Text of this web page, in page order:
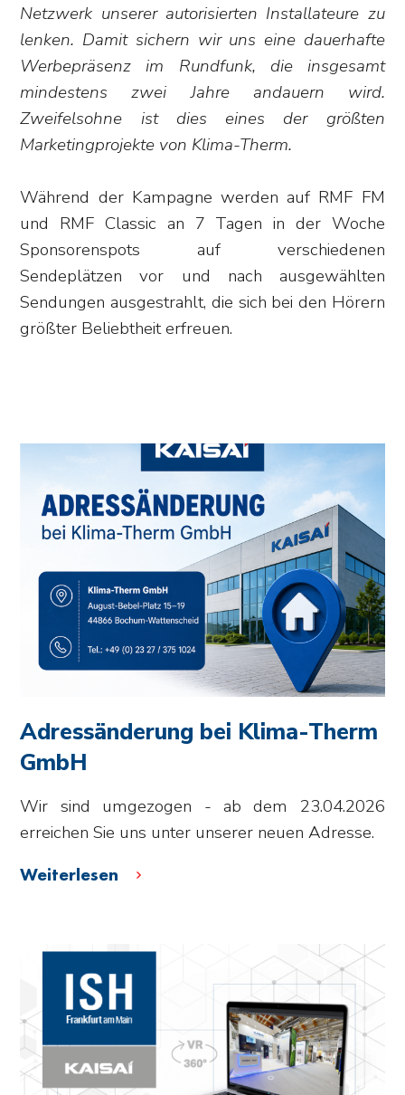
Netzwerk unserer autorisierten Installateure zu
lenken. Damit sichern wir uns eine dauerhafte
Werbepräsenz im Rundfunk, die insgesamt
mindestens zwei Jahre andauern wird.
Zweifelsohne ist dies eines der größten
Marketingprojekte von Klima-Therm.
Während der Kampagne werden auf RMF FM
und RMF Classic an 7 Tagen in der Woche
Sponsorenspots auf verschiedenen
Sendeplätzen vor und nach ausgewählten
Sendungen ausgestrahlt, die sich bei den Hörern
größter Beliebtheit erfreuen.
Adressänderung bei Klima-Therm
GmbH
Wir sind umgezogen - ab dem 23.04.2026
erreichen Sie uns unter unserer neuen Adresse.
Weiterlesen